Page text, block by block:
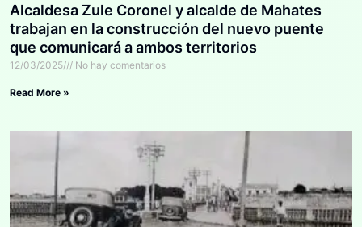
Alcaldesa Zule Coronel y alcalde de Mahates
trabajan en la construcción del nuevo puente
que comunicará a ambos territorios
12/03/2025 No hay comentarios
Read More »